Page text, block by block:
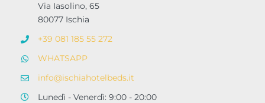
Via Iasolino, 65
80077 Ischia
+39 081 185 55 272
WHATSAPP
info@ischiahotelbeds.it
Lunedì - Venerdì: 9:00 - 20:00